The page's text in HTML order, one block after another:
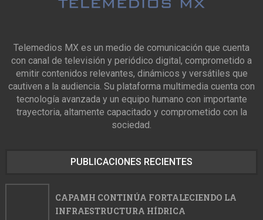
Telemedios MX es un medio de comunicación que cuenta
con canal de televisión y periódico digital, comprometido a
emitir contenidos relevantes, dinámicos y versátiles que
cautiven a la audiencia. Su plataforma multimedia cuenta con
tecnología avanzada y un equipo humano con importante
trayectoria, altamente capacitado y comprometido con la
sociedad.
PUBLICACIONES RECIENTES
CAPAMH CONTINÚA FORTALECIENDO LA
INFRAESTRUCTURA HÍDRICA